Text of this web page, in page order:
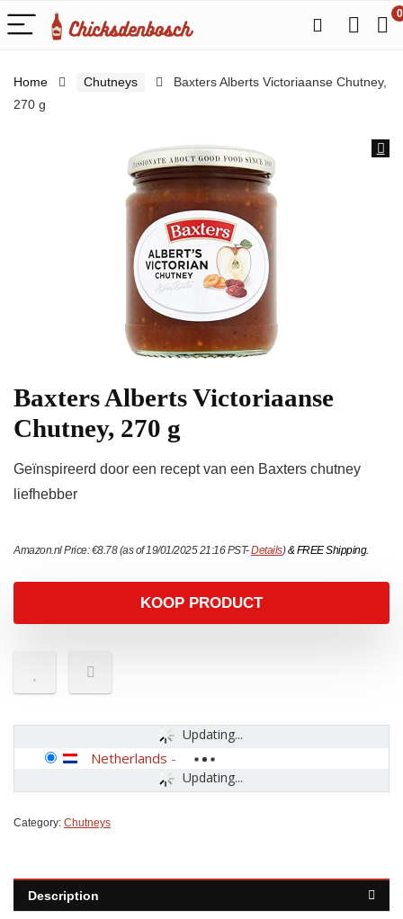
0
Home Chutneys
Baxters Alberts Victoriaanse Chutney,
270 g
Baxters Alberts Victoriaanse
Chutney, 270 g
Geïnspireerd door een recept van een Baxters chutney
liefhebber
Amazon.nl Price:€8.78(as of 19/01/2025 21:16 PST-Details)&FREE Shipping.
KOOP PRODUCT
Updating...
Updating...
Netherlands -
Category: Chutneys
Description